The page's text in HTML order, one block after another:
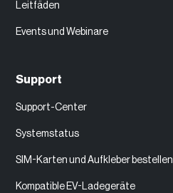
Leitfäden
Events und Webinare
Support
Support-Center
Systemstatus
SIM-Karten und Aufkleber bestellen
Kompatible EV-Ladegeräte